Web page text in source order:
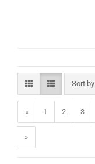
Sort by
« 1 2 3
»